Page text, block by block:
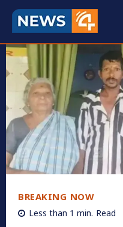
BREAKING NOW
Less than 1 min. Read